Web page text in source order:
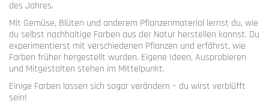
des Jahres.
Mit Gemüse, Blüten und anderem Pflanzenmaterial lernst du, wie
du selbst nachhaltige Farben aus der Natur herstellen kannst. Du
experimentierst mit verschiedenen Pflanzen und erfährst, wie
Farben früher hergestellt wurden. Eigene Ideen, Ausprobieren
und Mitgestalten stehen im Mittelpunkt.
Einige Farben lassen sich sogar verändern – du wirst verblüfft
sein!